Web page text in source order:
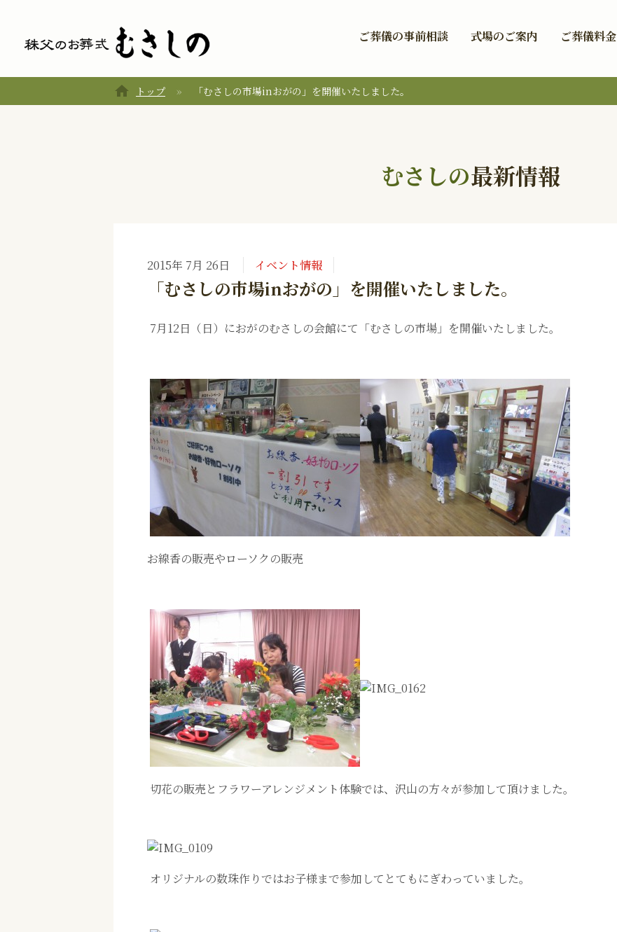
ご葬儀の事前相談 式場のご案内 ご葬儀料金
home トップ 「むさしの市場inおがの」を開催いたしました。
むさしの最新情報
2015年 7月 26日 イベント情報
「むさしの市場inおがの」を開催いたしました。
7月12日（日）におがのむさしの会館にて「むさしの市場」を開催いたしました。
お線香の販売やローソクの販売
切花の販売とフラワーアレンジメント体験では、沢山の方々が参加して頂けました。
オリジナルの数珠作りではお子様まで参加してとてもにぎわっていました。